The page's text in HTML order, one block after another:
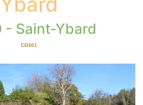
- Saint-Ybard
CD301